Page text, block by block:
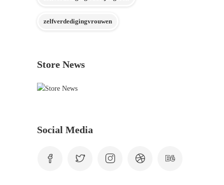
zelfverdedigingvrouwen
Store News
Social Media